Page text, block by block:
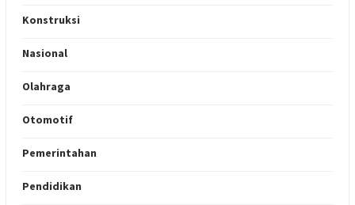
Konstruksi
Nasional
Olahraga
Otomotif
Pemerintahan
Pendidikan